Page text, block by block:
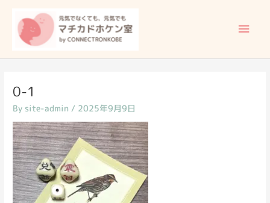
イ
ン
0-1
By site-admin / 2025年9月9日